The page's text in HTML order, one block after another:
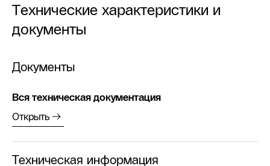
Технические характеристики и
документы
Документы
Вся техническая документация
Открыть
Техническая информация